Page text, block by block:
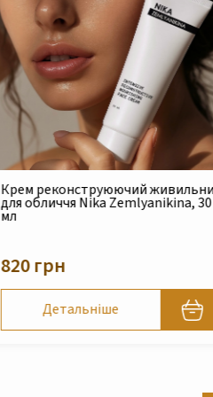
Філер для волосся Protein Nika
Zemlyanikina, 10 мл x 4шт
210 грн
Детальніше